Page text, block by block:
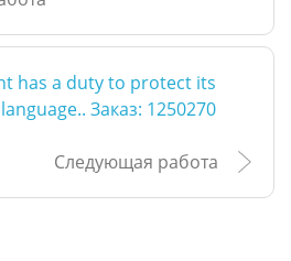
has a duty to protect its
Заказ: 1250270
Следующая работа